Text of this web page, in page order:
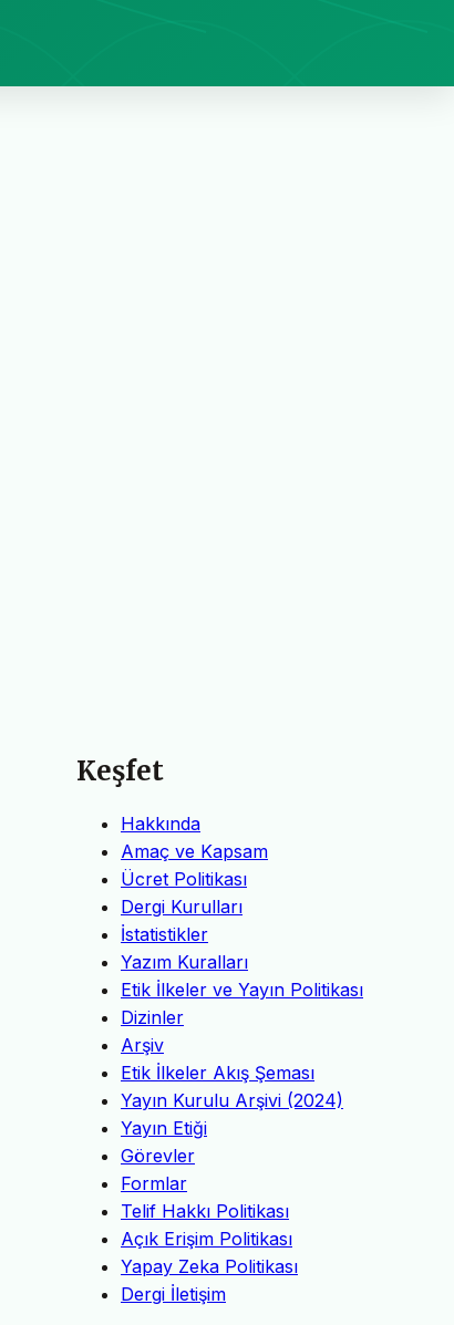
Keşfet
Hakkında
Amaç ve Kapsam
Ücret Politikası
Dergi Kurulları
İstatistikler
Yazım Kuralları
Etik İlkeler ve Yayın Politikası
Dizinler
Arşiv
Etik İlkeler Akış Şeması
Yayın Kurulu Arşivi (2024)
Yayın Etiği
Görevler
Formlar
Telif Hakkı Politikası
Açık Erişim Politikası
Yapay Zeka Politikası
Dergi İletişim